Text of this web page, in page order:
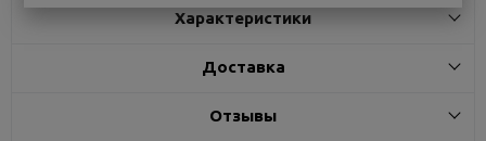
Характеристики
Доставка
Отзывы